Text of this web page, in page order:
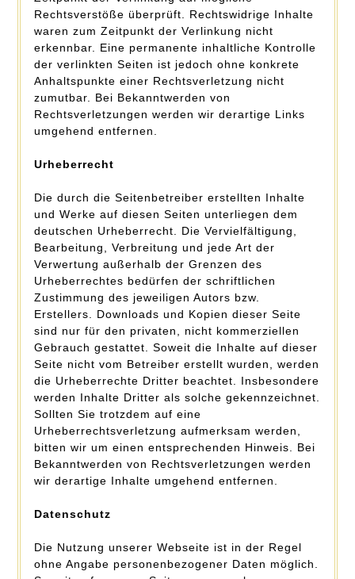
Rechtsverstöße überprüft. Rechtswidrige Inhalte
waren zum Zeitpunkt der Verlinkung nicht
erkennbar. Eine permanente inhaltliche Kontrolle
der verlinkten Seiten ist jedoch ohne konkrete
Anhaltspunkte einer Rechtsverletzung nicht
zumutbar. Bei Bekanntwerden von
Rechtsverletzungen werden wir derartige Links
umgehend entfernen.
Urheberrecht
Die durch die Seitenbetreiber erstellten Inhalte
und Werke auf diesen Seiten unterliegen dem
deutschen Urheberrecht. Die Vervielfältigung,
Bearbeitung, Verbreitung und jede Art der
Verwertung außerhalb der Grenzen des
Urheberrechtes bedürfen der schriftlichen
Zustimmung des jeweiligen Autors bzw.
Erstellers. Downloads und Kopien dieser Seite
sind nur für den privaten, nicht kommerziellen
Gebrauch gestattet. Soweit die Inhalte auf dieser
Seite nicht vom Betreiber erstellt wurden, werden
die Urheberrechte Dritter beachtet. Insbesondere
werden Inhalte Dritter als solche gekennzeichnet.
Sollten Sie trotzdem auf eine
Urheberrechtsverletzung aufmerksam werden,
bitten wir um einen entsprechenden Hinweis. Bei
Bekanntwerden von Rechtsverletzungen werden
wir derartige Inhalte umgehend entfernen.
Datenschutz
Die Nutzung unserer Webseite ist in der Regel
ohne Angabe personenbezogener Daten möglich.